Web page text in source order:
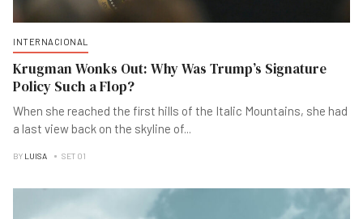
INTERNACIONAL
Krugman Wonks Out: Why Was Trump’s Signature
Policy Such a Flop?
When she reached the first hills of the Italic Mountains, she had
a last view back on the skyline of...
BY LUISA SET 01